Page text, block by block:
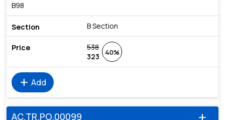
B98
B Section
538
323
40%
add Add
AC.TR.PO.00099